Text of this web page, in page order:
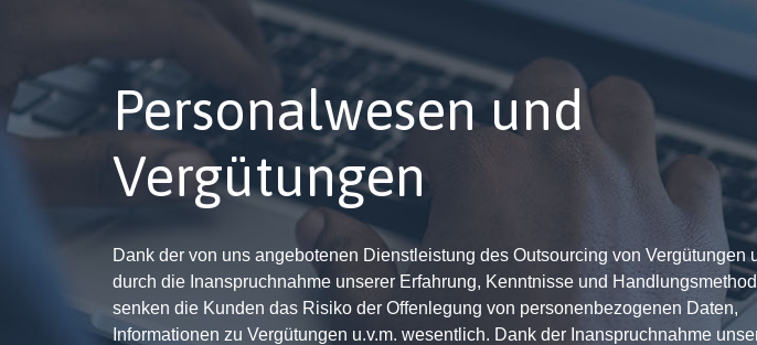
Personalwesen und
Vergütungen
Dank der von uns angebotenen Dienstleistung des Outsourcing von Vergütungen
durch die Inanspruchnahme unserer Erfahrung, Kenntnisse und
senken die Kunden das Risiko der Offenlegung von personenbezogenen Daten,
Informationen zu Vergütungen u.v.m. wesentlich. Dank der Inanspruchnahme